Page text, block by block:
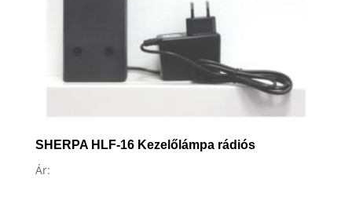
SHERPA HLF-16 Kezelőlámpa rádiós
Ár: